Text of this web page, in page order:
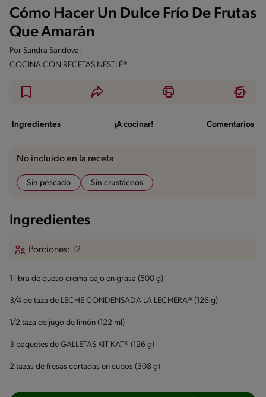
Cómo Hacer Un Dulce Frío De Frutas
Que Amarán
Por Sandra Sandoval
COCINA CON RECETAS NESTLÉ®
Ingredientes ¡A cocinar! Comentarios
No incluido en la receta
Sin pescado Sin crustáceos
Ingredientes
Porciones: 12
1 libra de queso crema bajo en grasa (500 g)
3/4 de taza de LECHE CONDENSADA LA LECHERA® (126 g)
1/2 taza de jugo de limón (122 ml)
3 paquetes de GALLETAS KIT KAT® (126 g)
2 tazas de fresas cortadas en cubos (308 g)